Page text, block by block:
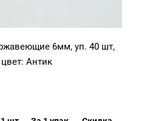
6мм, уп. 40 шт,
цвет: Антик